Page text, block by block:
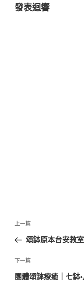
發表迴響
文
導
覽
上
一
文
章
上一篇
頌缽原本台安教
下
一
下一篇
團體頌缽療癒｜七缽